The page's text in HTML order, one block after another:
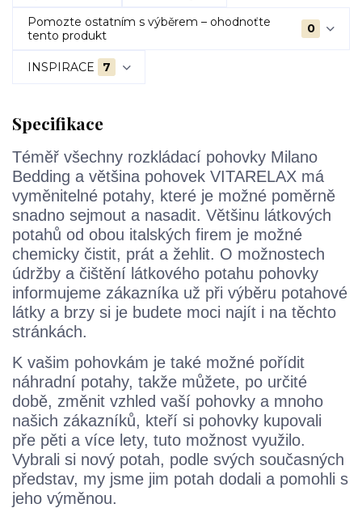
Pomozte ostatním s výběrem – ohodnoťte
tento produkt
0
INSPIRACE 7
Specifikace
Téměř všechny rozkládací pohovky Milano
Bedding a většina pohovek VITARELAX má
vyměnitelné potahy, které je možné poměrně
snadno sejmout a nasadit. Většinu látkových
potahů od obou italských firem je možné
chemicky čistit, prát a žehlit. O možnostech
údržby a čištění látkového potahu pohovky
informujeme zákazníka už při výběru potahové
látky a brzy si je budete moci najít i na těchto
stránkách.
K vašim pohovkám je také možné pořídit
náhradní potahy, takže můžete, po určité
době, změnit vzhled vaší pohovky a mnoho
našich zákazníků, kteří si pohovky kupovali
pře pěti a více lety, tuto možnost využilo.
Vybrali si nový potah, podle svých současných
představ, my jsme jim potah dodali a pomohli s
jeho výměnou.